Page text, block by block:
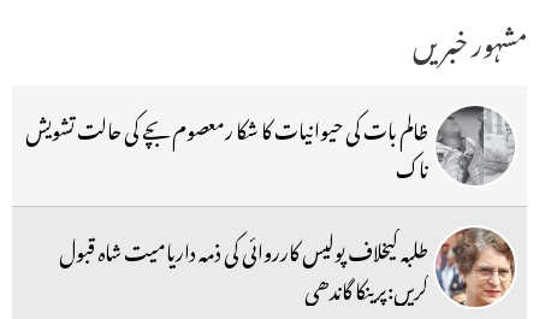
مشہور خبریں
ظالم بات کی حیوانیات کا شکا رمعصوم بچے کی حالت تشویش
ناک
طلبہ کیخلاف پولیس کارروائی کی ذمہ داریامیت شاہ قبول
کریں:پرینکا گاندھی